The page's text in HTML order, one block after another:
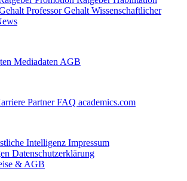
Professor Gehalt Wissenschaftlicher
Mediadaten AGB
PartnerFAQ academics.com
Intelligenz Impressum
Datenschutzerklärung
& AGB